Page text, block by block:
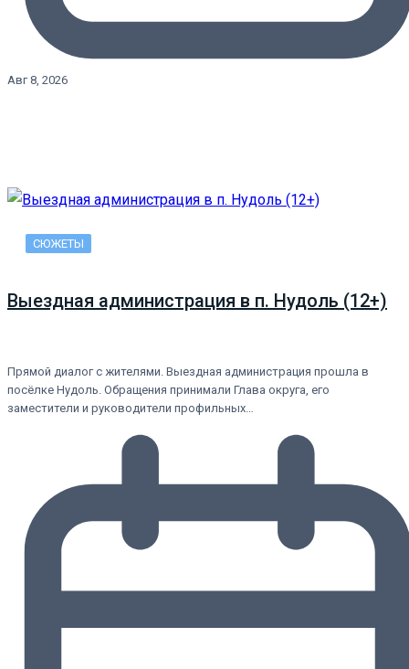
Авг 8, 2026
СЮЖЕТЫ
Выездная администрация в п. Нудоль (12+)
Прямой диалог с жителями. Выездная администрация прошла в
посёлке Нудоль. Обращения принимали Глава округа, его
заместители и руководители профильных…